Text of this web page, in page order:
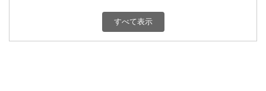
800円 富山県
すべて表示